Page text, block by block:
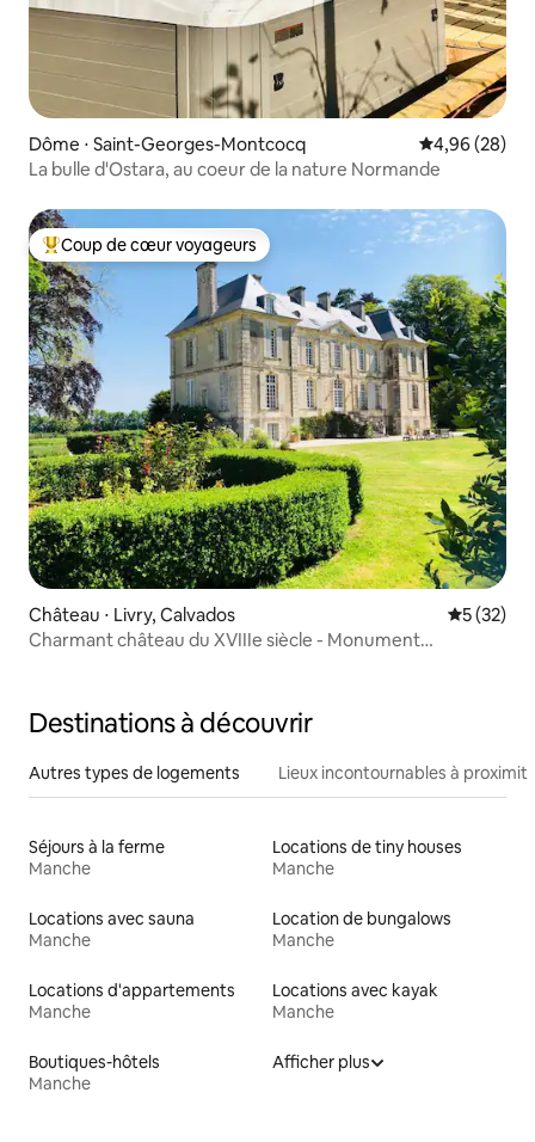
Dôme ⋅ Saint-Georges-Montcocq Évaluation
4,96 (28)
La bulle d'Ostara, au coeur de la nature Normande
Coups de cœur voyageurs les plus appréciés
Coup de cœur voyageurs
Château ⋅ Livry, Calvados
5 (32)
Charmant château du XVIIIe siècle - Monument
Destinations à découvrir
Autres types de logements Lieux incontournables à
Séjours à la ferme
Manche
Locations de tiny houses
Manche
Locations avec sauna
Manche
Location de bungalows
Manche
Locations d'appartements
Manche
Locations avec kayak
Manche
Boutiques-hôtels
Manche
Afficher plus